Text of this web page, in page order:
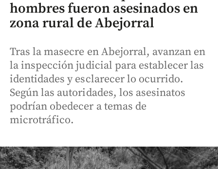
hombres fueron asesinados en
zona rural de Abejorral
Tras la masecre en Abejorral, avanzan en
la inspección judicial para establecer las
identidades y esclarecer lo ocurrido.
Según las autoridades, los asesinatos
podrían obedecer a temas de
microtráfico.